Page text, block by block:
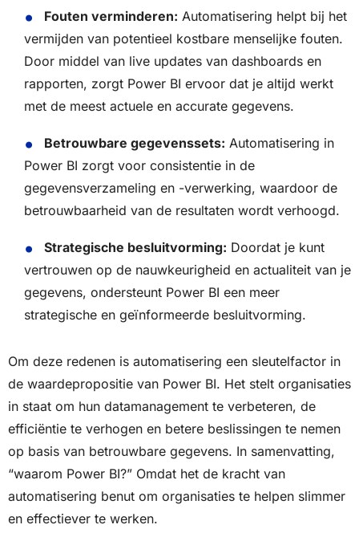
Fouten verminderen: Automatisering helpt bij het
vermijden van potentieel kostbare menselijke fouten.
Door middel van live updates van dashboards en
rapporten, zorgt Power BI ervoor dat je altijd werkt
met de meest actuele en accurate gegevens.
Betrouwbare gegevenssets: Automatisering in
Power BI zorgt voor consistentie in de
gegevensverzameling en -verwerking, waardoor de
betrouwbaarheid van de resultaten wordt verhoogd.
Strategische besluitvorming: Doordat je kunt
vertrouwen op de nauwkeurigheid en actualiteit van je
gegevens, ondersteunt Power BI een meer
strategische en geïnformeerde besluitvorming.
Om deze redenen is automatisering een sleutelfactor in
de waardepropositie van Power BI. Het stelt organisaties
in staat om hun datamanagement te verbeteren, de
efficiëntie te verhogen en betere beslissingen te nemen
op basis van betrouwbare gegevens. In samenvatting,
“waarom Power BI?” Omdat het de kracht van
automatisering benut om organisaties te helpen slimmer
en effectiever te werken.